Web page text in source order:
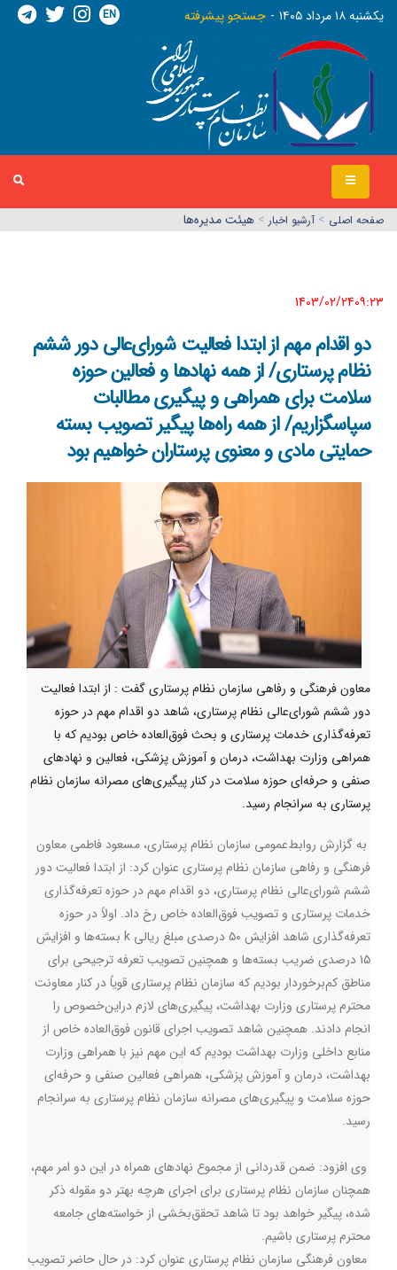
يکشنبه ١٨ مرداد ١٤٠٥ جستجو پیشرفته EN
صفحه اصلي > آرشیو اخبار > هیئت مدیره‌ها
1403/02/24٠٩:٢٣
دو اقدام مهم از ابتدا فعالیت شورای‌عالی دور ششم
نظام پرستاری/ از همه نهادها و فعالین حوزه
سلامت برای همراهی و پیگیری مطالبات
سپاسگزاریم/ از همه راه‌ها پیگیر تصویب بسته
حمایتی مادی و معنوی پرستاران خواهیم بود
معاون فرهنگی و رفاهی سازمان نظام پرستاری گفت : از ابتدا فعالیت
دور ششم شورای‌عالی نظام پرستاری، شاهد دو اقدام مهم در حوزه
تعرفه‌گذاری خدمات پرستاری و بحث فوق‌العاده خاص بودیم که با
همراهی وزارت بهداشت، درمان و آموزش پزشکی، فعالین و نهادهای
صنفی و حرفه‌ای حوزه سلامت در کنار پیگیری‌های مصرانه سازمان نظام
پرستاری به سرانجام رسید.
به گزارش روابط‌عمومی سازمان نظام پرستاری، مسعود فاطمی معاون
فرهنگی و رفاهی سازمان نظام پرستاری عنوان کرد: از ابتدا فعالیت دور
ششم شورای‌عالی نظام پرستاری، دو اقدام مهم در حوزه تعرفه‌گذاری
خدمات پرستاری و تصویب فوق‌العاده خاص رخ داد. اولاً در حوزه
تعرفه‌گذاری شاهد افزایش ۵۰ درصدی مبلغ ریالی k بسته‌ها و افزایش
۱۵ درصدی ضریب بسته‌ها و همچنین تصویب تعرفه ترجیحی برای
مناطق کم‌برخوردار بودیم که سازمان نظام پرستاری قویاً در کنار معاونت
محترم پرستاری وزارت بهداشت، پیگیری‌های لازم دراین‌خصوص را
انجام دادند. همچنین شاهد تصویب اجرای قانون فوق‌العاده خاص از
منابع داخلی وزارت بهداشت بودیم که این مهم نیز با همراهی وزارت
بهداشت، درمان و آموزش پزشکی، همراهی فعالین صنفی و حرفه‌ای
حوزه سلامت و پیگیری‌های مصرانه سازمان نظام پرستاری به سرانجام
رسید.
وی افزود: ضمن قدردانی از مجموع نهادهای همراه در این دو امر مهم،
همچنان سازمان نظام پرستاری برای اجرای هرچه بهتر دو مقوله ذکر
شده، پیگیر خواهد بود تا شاهد تحقق‌بخشی از خواسته‌های جامعه
محترم پرستاری باشیم.
معاون فرهنگی سازمان نظام پرستاری عنوان کرد: در حال حاضر تصویب